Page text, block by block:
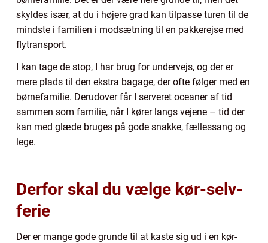
skyldes især, at du i højere grad kan tilpasse turen til de
mindste i familien i modsætning til en pakkerejse med
flytransport.
I kan tage de stop, I har brug for undervejs, og der er
mere plads til den ekstra bagage, der ofte følger med en
børnefamilie. Derudover får I serveret oceaner af tid
sammen som familie, når I kører langs vejene – tid der
kan med glæde bruges på gode snakke, fællessang og
lege.
Derfor skal du vælge kør-selv-
ferie
Der er mange gode grunde til at kaste sig ud i en kør-